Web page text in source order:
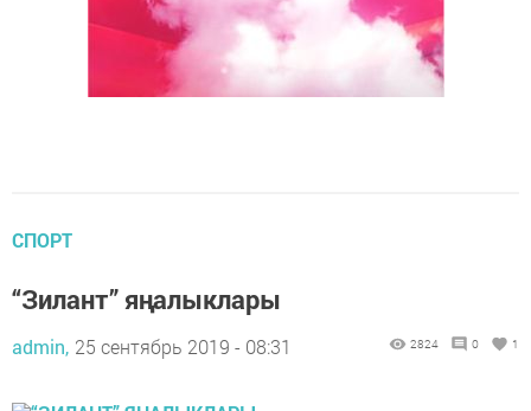
СПОРТ
“Зилант” яңалыклары
admin, 25 сентябрь 2019 - 08:31 2824 0 1